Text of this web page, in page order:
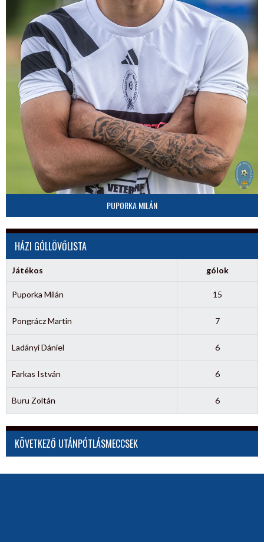
PUPORKA MILÁN
HÁZI GÓLLÖVŐLISTA
Játékos gólok
Puporka Milán 15
Pongrácz Martin 7
Ladányi Dániel 6
Farkas István 6
Buru Zoltán 6
KÖVETKEZŐ UTÁNPÓTLÁSMECCSEK